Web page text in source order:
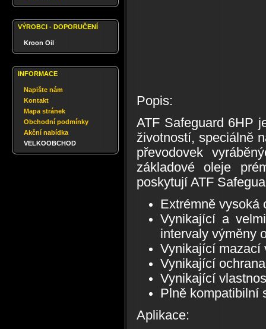
VÝROBCI - DOPORUČENÍ
Kroon Oil
INFORMACE
Napište nám
Kontakt
Mapa stránek
Obchodní podmínky
Akční nabídka
VELKOOBCHOD
Popis:
ATF Safeguard 6HP
životností, speciálně
převodovek
základové oleje
poskytují ATF
Extrémně vysoká
Vynikající a
intervaly výměny
Vynikající mazací
Vynikající
Vynikající
Plně kompatibilní
Aplikace: